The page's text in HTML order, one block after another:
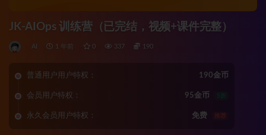
JK-AIOps 训练营（已完结，视频+课件完整）
AI 1 年前 0 337 190
普通用户用户特权： 190金币
会员用户特权： 95金币 5折
永久会员用户特权： 免费 推荐